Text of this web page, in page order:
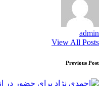
admin
View All Posts
Post
navigation
Previous Post